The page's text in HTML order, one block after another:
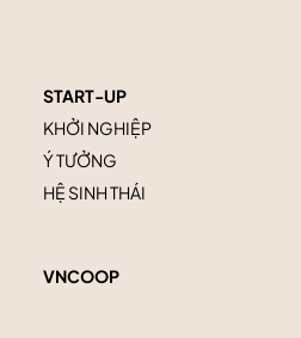
START-UP
KHỞI NGHIỆP
Ý TƯỞNG
HỆ SINH THÁI
VNCOOP